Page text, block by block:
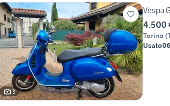
3
Vespa
4.500
Torino (
Usato